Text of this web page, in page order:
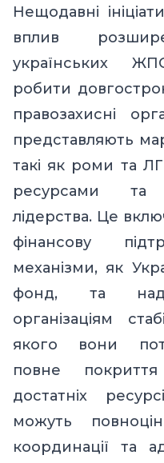
Нещодавні
вплив
українських
робити
правозахисні
представляють
такі як роми та
ресурсами
лідерства. Це
фінансову
механізми, як
фонд, та
організаціям
якого вони
повне
достатніх
можуть
координації та